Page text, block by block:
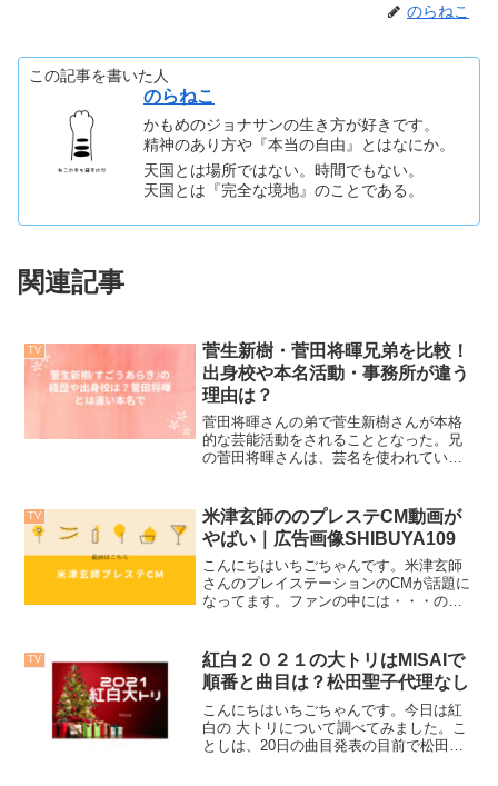
のらねこ
この記事を書いた人
のらねこ
かもめのジョナサンの生き方が好きです。
精神のあり方や『本当の自由』とはなにか。
天国とは場所ではない。時間でもない。
天国とは『完全な境地』のことである。
関連記事
TV
菅生新樹・菅田将暉兄弟を比較！
出身校や本名活動・事務所が違う
理由は？
菅田将暉さんの弟で菅生新樹さんが本格
的な芸能活動をされることとなった。兄
の菅田将暉さんは、芸名を使われている
ごうあらき)さん自身の経歴やご家族につ
いて。また、今回...
TV
米津玄師ののプレステCM動画が
やばい｜広告画像SHIBUYA109
こんにちはいちごちゃんです。米津玄師
さんのプレイステーションのCMが話題に
なってます。ファンの中には・・・の方
CM動画を見たい方はこちらでAmazonよ
りいちごちゃん...
TV
紅白２０２１の大トリはMISAIで
順番と曲目は？松田聖子代理なし
こんにちはいちごちゃんです。今日は紅
白の 大トリについて調べてみました。こ
としは、20日の曲目発表の目前で松田聖